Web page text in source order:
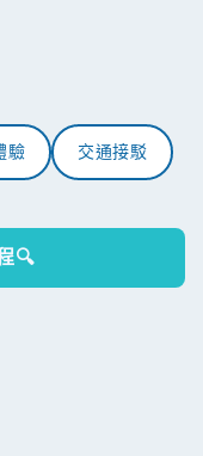
驗 交通接駁
🔍